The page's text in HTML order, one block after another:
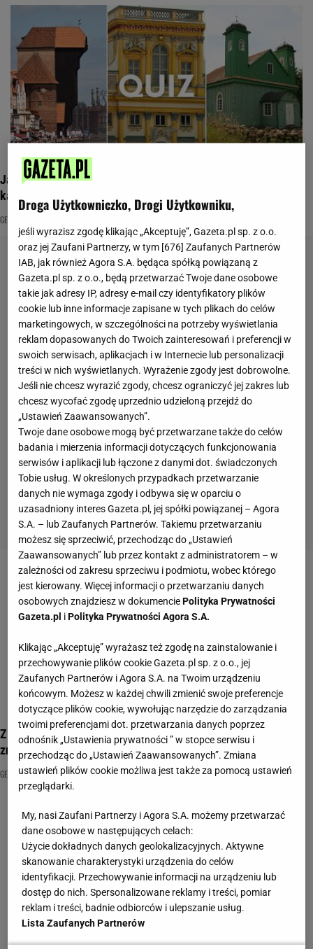
Jak dobrze znasz swój kraj? Te 16 miejsc powinien kojarzyć
każdy Polak
GEOGRAFIA
Z czego słyną te województwa? Pobij 12/16 i udowodnij, że
znasz Polskę!
GEOGRAFIA MAPA POLSKI QUIZ GEOGRAFICZNY
Droga Użytkowniczko, Drogi Użytkowniku,
jeśli wyrazisz zgodę klikając „Akceptuję”, Gazeta.pl sp. z o.o.
oraz jej Zaufani Partnerzy, w tym [ 676 ] Zaufanych Partnerów
IAB, jak również Agora S.A. będąca spółką powiązaną z
Gazeta.pl sp. z o.o., będą przetwarzać Twoje dane osobowe
takie jak adresy IP, adresy e-mail czy identyfikatory plików
cookie lub inne informacje zapisane w tych plikach do celów
marketingowych, w szczególności na potrzeby wyświetlania
reklam dopasowanych do Twoich zainteresowań i preferencji w
swoich serwisach, aplikacjach i w Internecie lub personalizacji
treści w nich wyświetlanych. Wyrażenie zgody jest dobrowolne.
Jeśli nie chcesz wyrazić zgody, chcesz ograniczyć jej zakres lub
chcesz wycofać zgodę uprzednio udzieloną przejdź do
„Ustawień Zaawansowanych”.
Twoje dane osobowe mogą być przetwarzane także do celów
badania i mierzenia informacji dotyczących funkcjonowania
serwisów i aplikacji lub łączone z danymi dot. świadczonych
Tobie usług. W określonych przypadkach przetwarzanie
danych nie wymaga zgody i odbywa się w oparciu o
uzasadniony interes Gazeta.pl, jej spółki powiązanej – Agora
S.A. – lub Zaufanych Partnerów. Takiemu przetwarzaniu
możesz się sprzeciwić, przechodząc do „Ustawień
Zaawansowanych” lub przez kontakt z administratorem – w
zależności od zakresu sprzeciwu i podmiotu, wobec którego
jest kierowany. Więcej informacji o przetwarzaniu danych
osobowych znajdziesz w dokumencie Polityka Prywatności
Gazeta.pl i Polityka Prywatności Agora S.A.
Klikając „Akceptuję” wyrażasz też zgodę na zainstalowanie i
przechowywanie plików cookie Gazeta.pl sp. z o.o., jej
Zaufanych Partnerów i Agora S.A. na Twoim urządzeniu
końcowym. Możesz w każdej chwili zmienić swoje preferencje
dotyczące plików cookie, wywołując narzędzie do zarządzania
twoimi preferencjami dot. przetwarzania danych poprzez
odnośnik „Ustawienia prywatności ” w stopce serwisu i
przechodząc do „Ustawień Zaawansowanych”. Zmiana
ustawień plików cookie możliwa jest także za pomocą ustawień
przeglądarki.
My, nasi Zaufani Partnerzy i Agora S.A. możemy przetwarzać
dane osobowe w następujących celach:
Użycie dokładnych danych geolokalizacyjnych. Aktywne
skanowanie charakterystyki urządzenia do celów
identyfikacji. Przechowywanie informacji na urządzeniu lub
dostęp do nich. Spersonalizowane reklamy i treści, pomiar
reklam i treści, badnie odbiorców i ulepszanie usług.
Lista Zaufanych Partnerów